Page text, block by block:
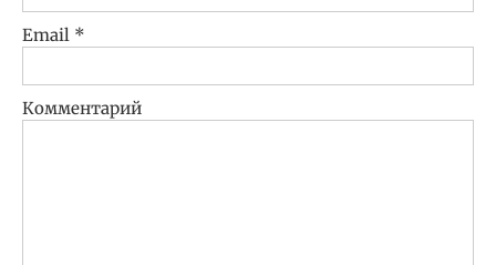
Email *
Комментарий